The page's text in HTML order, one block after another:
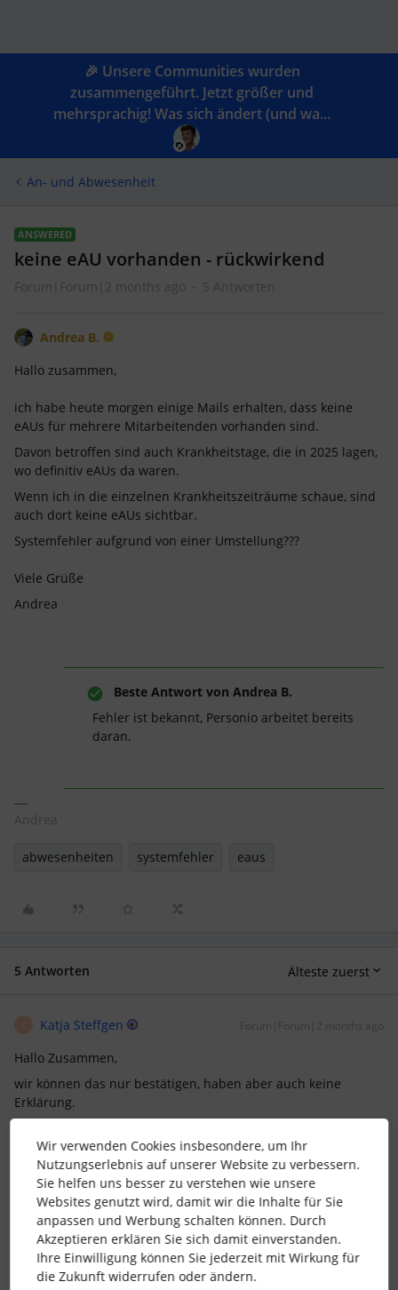
🎉 Unsere Communities wurden
zusammengeführt. Jetzt größer und
mehrsprachig! Was sich ändert (und wa...
An- und Abwesenheit
ANSWERED
keine eAU vorhanden - rückwirkend
Forum|Forum|2 months ago 5 Antworten
Andrea B.
Hallo zusammen,
ich habe heute morgen einige Mails erhalten, dass keine
eAUs für mehrere Mitarbeitenden vorhanden sind.
Davon betroffen sind auch Krankheitstage, die in 2025 lagen,
wo definitiv eAUs da waren.
Wenn ich in die einzelnen Krankheitszeiträume schaue, sind
auch dort keine eAUs sichtbar.
Systemfehler aufgrund von einer Umstellung???
Viele Grüße
Andrea
Beste Antwort von Andrea B.
Fehler ist bekannt, Personio arbeitet bereits
daran.
Andrea
abwesenheiten systemfehler eaus
5 Antworten Älteste zuerst
Katja Steffgen Forum|Forum|2 months ago
Hallo Zusammen,
wir können das nur bestätigen, haben aber auch keine
Erklärung.
Viele Grüße
Katja
AlphaT Forum|Forum|2 months ago
Wir verwenden Cookies insbesondere, um Ihr
Nutzungserlebnis auf unserer Website zu verbessern.
Sie helfen uns besser zu verstehen wie unsere
Websites genutzt wird, damit wir die Inhalte für Sie
anpassen und Werbung schalten können. Durch
Akzeptieren erklären Sie sich damit einverstanden.
Ihre Einwilligung können Sie jederzeit mit Wirkung für
die Zukunft widerrufen oder ändern.